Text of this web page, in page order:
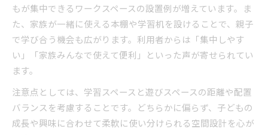
もが集中できるワークスペースの設置例が増えています。ま
た、家族が一緒に使える本棚や学習机を設けることで、親子
で学び合う機会も広がります。利用者からは「集中しやす
い」「家族みんなで使えて便利」といった声が寄せられてい
ます。
注意点としては、学習スペースと遊びスペースの距離や配置
バランスを考慮することです。どちらかに偏らず、子どもの
成長や興味に合わせて柔軟に使い分けられる空間設計を心が